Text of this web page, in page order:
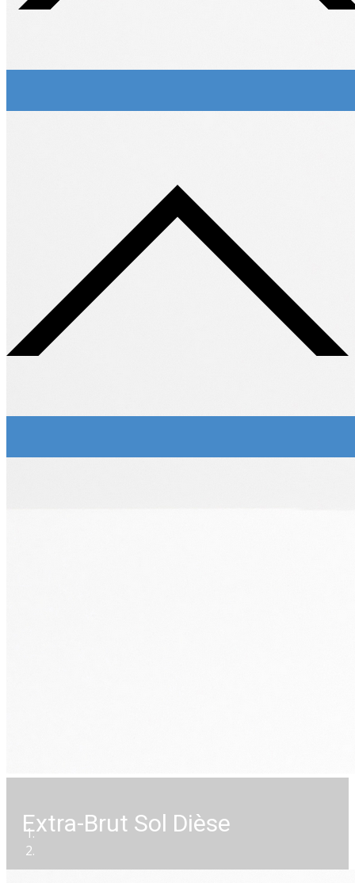
Extra-Brut Sol Dièse